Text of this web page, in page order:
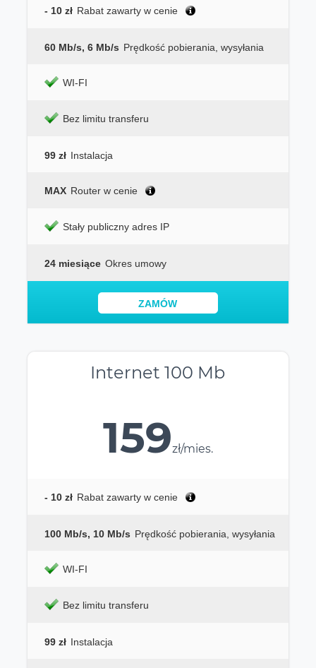
- 10 zł Rabat zawarty w cenie
60 Mb/s, 6 Mb/s Prędkość pobierania, wysyłania
WI-FI
Bez limitu transferu
99 zł Instalacja
MAX Router w cenie
Stały publiczny adres IP
24 miesiące Okres umowy
ZAMÓW
Internet 100 Mb
159zł/mies.
- 10 zł Rabat zawarty w cenie
100 Mb/s, 10 Mb/s Prędkość pobierania, wysyłania
WI-FI
Bez limitu transferu
99 zł Instalacja